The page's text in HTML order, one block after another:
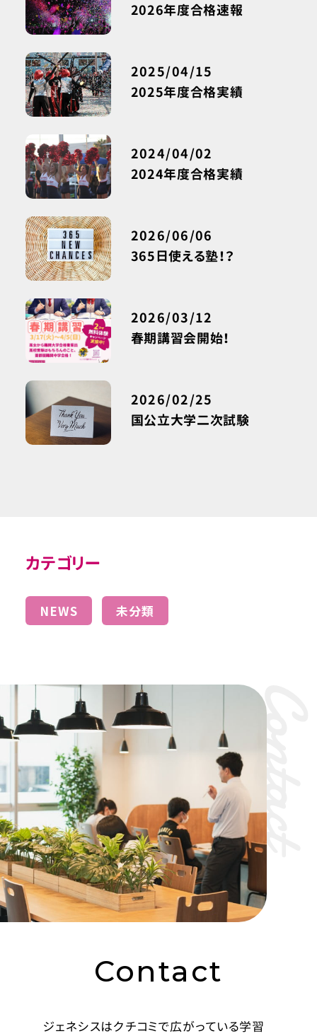
2026年度合格速報
2025年度合格実績
2025/04/15
2024年度合格実績
2024/04/02
365日使える塾！？
2026/06/06
春期講習会開始！
2026/03/12
国公立大学二次試験
2026/02/25
カテゴリー
NEWS 未分類
Contact
ジェネシスはクチコミで広がっている学習